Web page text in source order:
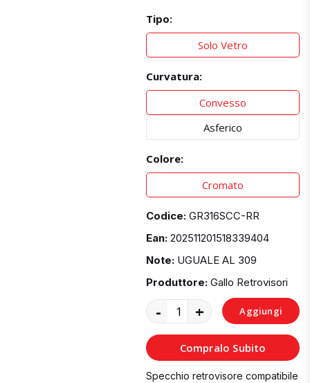
Tipo:
Solo Vetro
Curvatura:
Convesso
Asferico
Colore:
Cromato
Codice: GR316SCC-RR
Ean: 202511201518339404
Note: UGUALE AL 309
Produttore: Gallo Retrovisori
- + Aggiungi
al
Carrello
Compralo Subito
Specchio retrovisore compatibile